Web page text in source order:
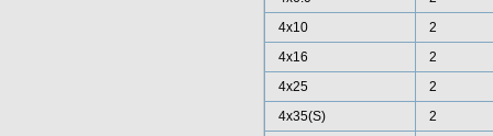
4x10
2
4x16
2
4x25
2
4x35(S)
2